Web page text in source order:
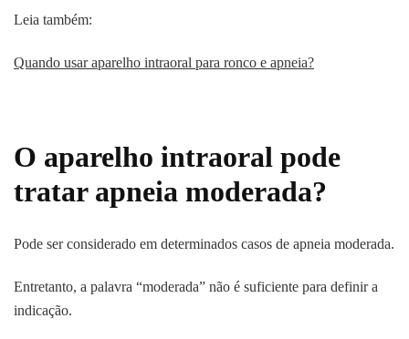
Leia também:
Quando usar aparelho intraoral para ronco e apneia?
O aparelho intraoral pode
tratar apneia moderada?
Pode ser considerado em determinados casos de apneia moderada.
Entretanto, a palavra “moderada” não é suficiente para definir a
indicação.